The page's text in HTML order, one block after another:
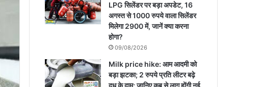
LPG सिलेंडर पर बड़ा अपडेट, 16
अगस्त से 1000 रुपये वाला सिलेंडर
मिलेगा 2900 में, जानें क्या करना
होगा?
09/08/2026
Milk price hike: आम आदमी को
बड़ा झटका; 2 रुपये प्रति लीटर बढ़े
दूध के दाम; जानिए कब से लागू होंगी नई